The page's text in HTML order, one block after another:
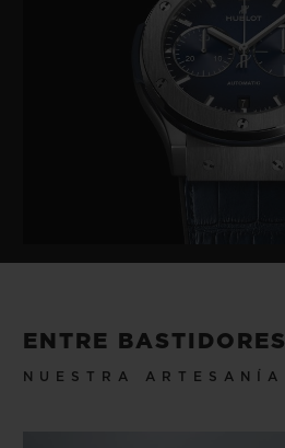
ENTRE BASTIDORES
NUESTRA ARTESANÍA